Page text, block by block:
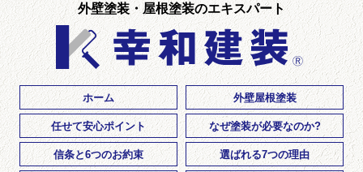
外壁塗装・屋根塗装のエキスパート
ホーム 外壁屋根塗装
任せて安心ポイント なぜ塗装が必要なのか?
信条と6つのお約束 選ばれる7つの理由